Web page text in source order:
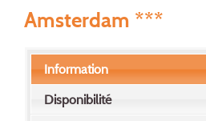
Amsterdam ***
Information
Disponibilité